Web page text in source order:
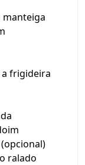
manteiga
frigideira
ralado